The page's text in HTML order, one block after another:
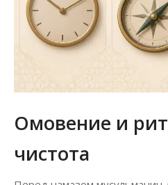
Омовение и
чистота